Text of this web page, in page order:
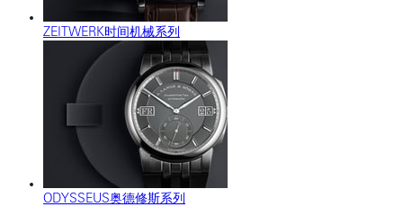
ZEITWERK时间机械系列
ODYSSEUS奥德修斯系列